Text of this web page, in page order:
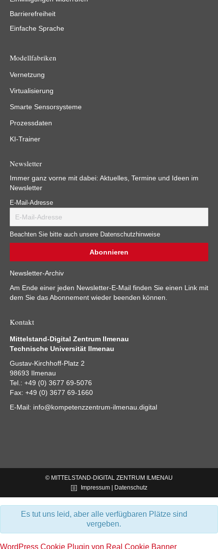
Barrierefreiheit
Einfache Sprache
Modellfabriken
Vernetzung
Virtualisierung
Smarte Sensorsysteme
Prozessdaten
KI-Trainer
Newsletter
Immer ganz vorne mit dabei: Aktuelles, Termine und Ideen im
Newsletter
E-Mail-Adresse
Beachten Sie bitte auch unsere Datenschutzhinweise
Newsletter-Archiv
Am Ende einer jeden Newsletter-E-Mail finden Sie einen Link mit
dem Sie das Abonnement wieder beenden können.
Kontakt
Mittelstand-Digital Zentrum Ilmenau
Technische Universität Ilmenau
Gustav-Kirchhoff-Platz 2
98693 Ilmenau
Tel.: +49 (0) 3677 69-5076
Fax: +49 (0) 3677 69-1660
E-Mail: info@kompetenzzentrum-ilmenau.digital
© MITTELSTAND-DIGITAL ZENTRUM ILMENAU
Impressum | Datenschutz
Es tut uns leid, aber alle verfügbaren Plätze sind
vergeben.
WordPress Cookie Plugin von Real Cookie Banner